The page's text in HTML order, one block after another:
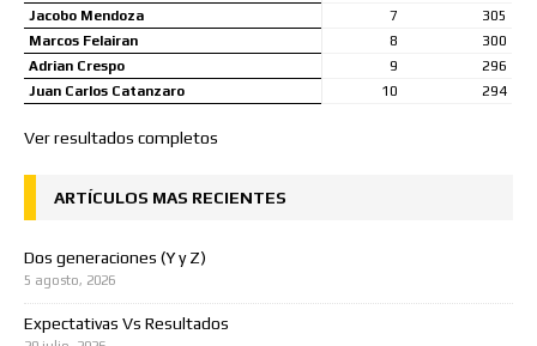
Jacobo Mendoza
7
305
Marcos Felairan
8
300
Adrian Crespo
9
296
Juan Carlos Catanzaro
10 294
Ver resultados completos
ARTÍCULOS MAS RECIENTES
Dos generaciones (Y y Z)
5 agosto, 2026
Expectativas Vs Resultados